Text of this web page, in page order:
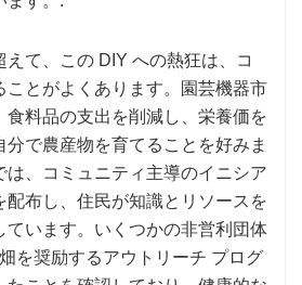
えて、この DIY への熱狂は、コ
ことがよくあります。園芸機器市
食料品の支出を削減し、栄養価を
で農産物を育てることを好みま
は、コミュニティ主導のイニシア
配布し、住民が知識とリソースを
ています。いくつかの非営利団体
を奨励するアウトリーチ プログ